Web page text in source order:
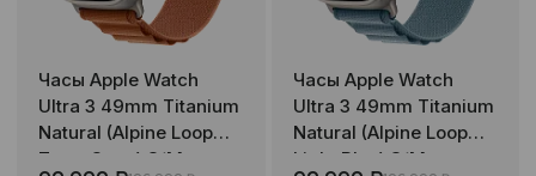
Часы Apple Watch
Ultra 3 49mm Titanium
Natural (Alpine Loop
Terra Cotta) S/M
Часы Apple Watch
Ultra 3 49mm Titanium
Natural (Alpine Loop
Light Blue) S/M